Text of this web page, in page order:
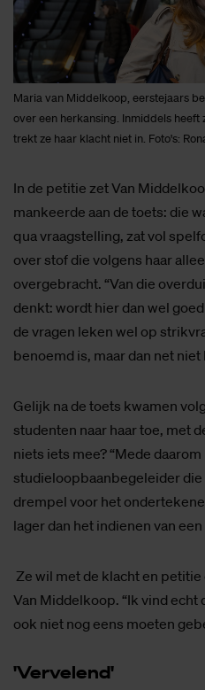
Maria van Middelkoop, eerstejaars
over een herkansing. Inmiddels heeft
trekt ze haar klacht niet in. Foto's:
In de petitie zet Van
mankeerde aan de toets: die
qua vraagstelling, zat vol
over stof die volgens haar
overgebracht. “Van die
denkt: wordt hier dan wel
de vragen leken wel op
benoemd is, maar dan net niet
Gelijk na de toets kwamen
studenten naar haar toe, met
niets iets mee? “Mede
studieloopbaanbegeleider
drempel voor het
lager dan het indienen van een
Ze wil met de klacht en
Van Middelkoop. “Ik vind echt
ook niet nog eens moeten
'Ver­ve­lend'